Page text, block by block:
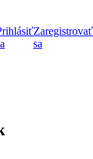
Zaregistrovať
sa